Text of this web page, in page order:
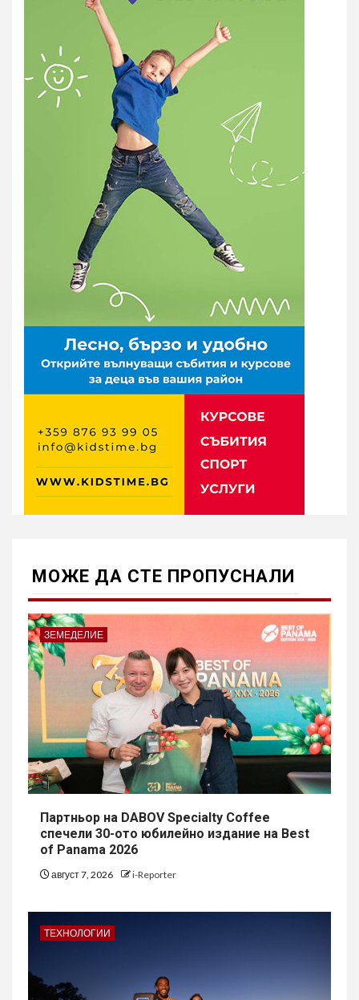
МОЖE ДА СТЕ ПРОПУСНАЛИ
ЗЕМЕДЕЛИЕ
Партньор на DABOV Specialty Coffee
спечели 30-ото юбилейно издание на Best
of Panama 2026
август 7, 2026 i-Reporter
ТЕХНОЛОГИИ